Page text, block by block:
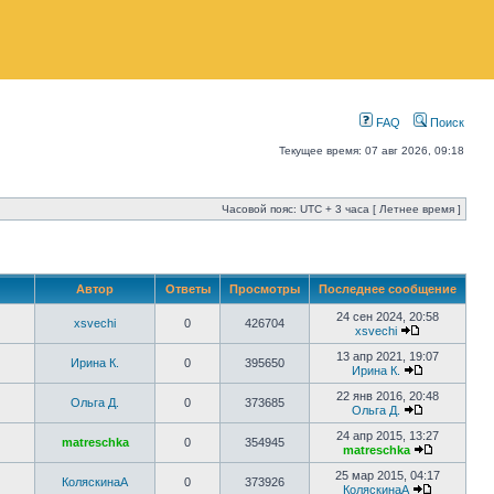
FAQ Поиск
Текущее время: 07 авг 2026, 09:18
Часовой пояс: UTC + 3 часа [ Летнее время ]
Автор Ответы Просмотры Последнее сообщение
xsvechi 0 426704
24 сен 2024, 20:58
xsvechi
Ирина К. 0 395650
13 апр 2021, 19:07
Ирина К.
Ольга Д. 0 373685
22 янв 2016, 20:48
Ольга Д.
matreschka 0 354945
24 апр 2015, 13:27
matreschka
КоляскинаА 0 373926
25 мар 2015, 04:17
КоляскинаА